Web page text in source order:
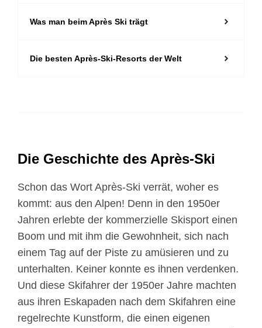
Was man beim Après Ski trägt
Die besten Après-Ski-Resorts der Welt
Die Geschichte des Après-Ski
Schon das Wort Après-Ski verrät, woher es
kommt: aus den Alpen! Denn in den 1950er
Jahren erlebte der kommerzielle Skisport einen
Boom und mit ihm die Gewohnheit, sich nach
einem Tag auf der Piste zu amüsieren und zu
unterhalten. Keiner konnte es ihnen verdenken.
Und diese Skifahrer der 1950er Jahre machten
aus ihren Eskapaden nach dem Skifahren eine
regelrechte Kunstform, die einen eigenen